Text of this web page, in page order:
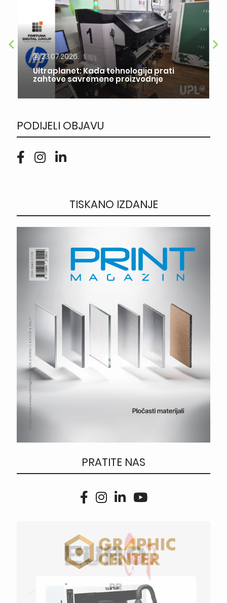
23.07.2026.
Ultraplanet: Kada tehnologija prati
zahteve savremene proizvodnje
PODIJELI OBJAVU
TISKANO IZDANJE
PRATITE NAS